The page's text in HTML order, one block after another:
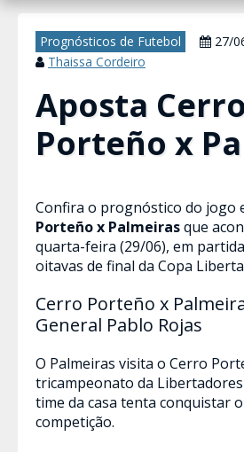
Prognósticos de Futebol
27/
Thaissa Cordeiro
Aposta Cerro
Porteño x
Confira o prognóstico do jogo
Porteño x Palmeirasque
quarta-feira (29/06), em
oitavas de final da Copa
Cerro Porteño x
General Pablo Rojas
O Palmeiras visita o Cerro
tricampeonato da Libertadores
time da casa tenta conquistar
competição.